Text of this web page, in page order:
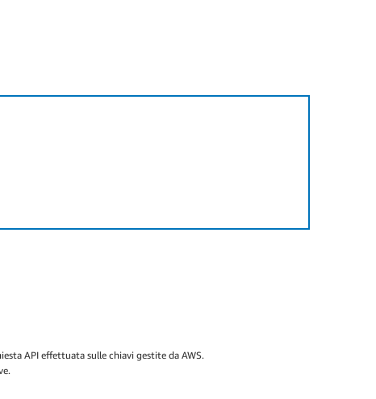
API effettuata sulle chiavi gestite da AWS.